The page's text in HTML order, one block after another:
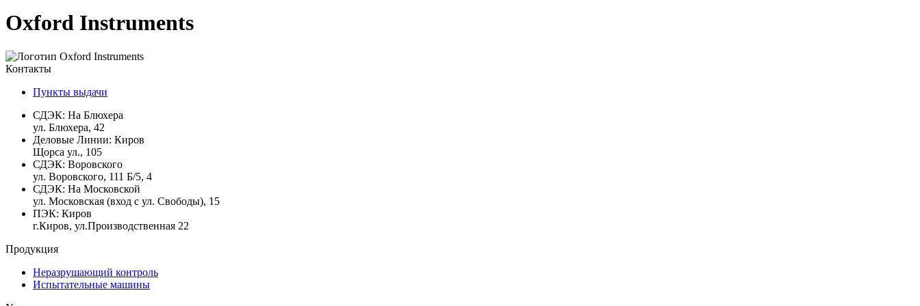
Oxford Instruments
Контакты
Пункты выдачи
СДЭК: На Блюхера
ул. Блюхера, 42
Деловые Линии: Киров
Щорса ул., 105
СДЭК: Воровского
ул. Воровского, 111 Б/5, 4
СДЭК: На Московской
ул. Московская (вход с ул. Свободы), 15
ПЭК: Киров
г.Киров, ул.Производственная 22
Продукция
Неразрушающий контроль
Испытательные машины